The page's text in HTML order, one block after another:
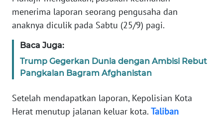
menerima laporan seorang pengusaha dan
anaknya diculik pada Sabtu (25/9) pagi.
Baca Juga:
Trump Gegerkan Dunia dengan Ambisi Rebut
Pangkalan Bagram Afghanistan
Setelah mendapatkan laporan, Kepolisian Kota
Herat menutup jalanan keluar kota. Taliban
Wahana
News
Regional
SUMUT
JAKARTA